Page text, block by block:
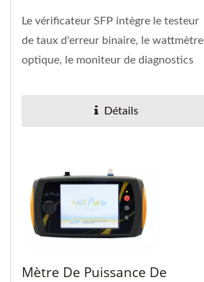
Le vérificateur SFP intègre le testeur
de taux d'erreur binaire, le wattmètre
optique, le moniteur de diagnostics
Détails
Mètre De Puissance De